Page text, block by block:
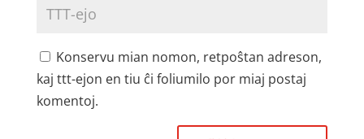
Konservu mian nomon, retpoŝtan adreson,
kaj ttt-ejon en tiu ĉi foliumilo por miaj postaj
komentoj.